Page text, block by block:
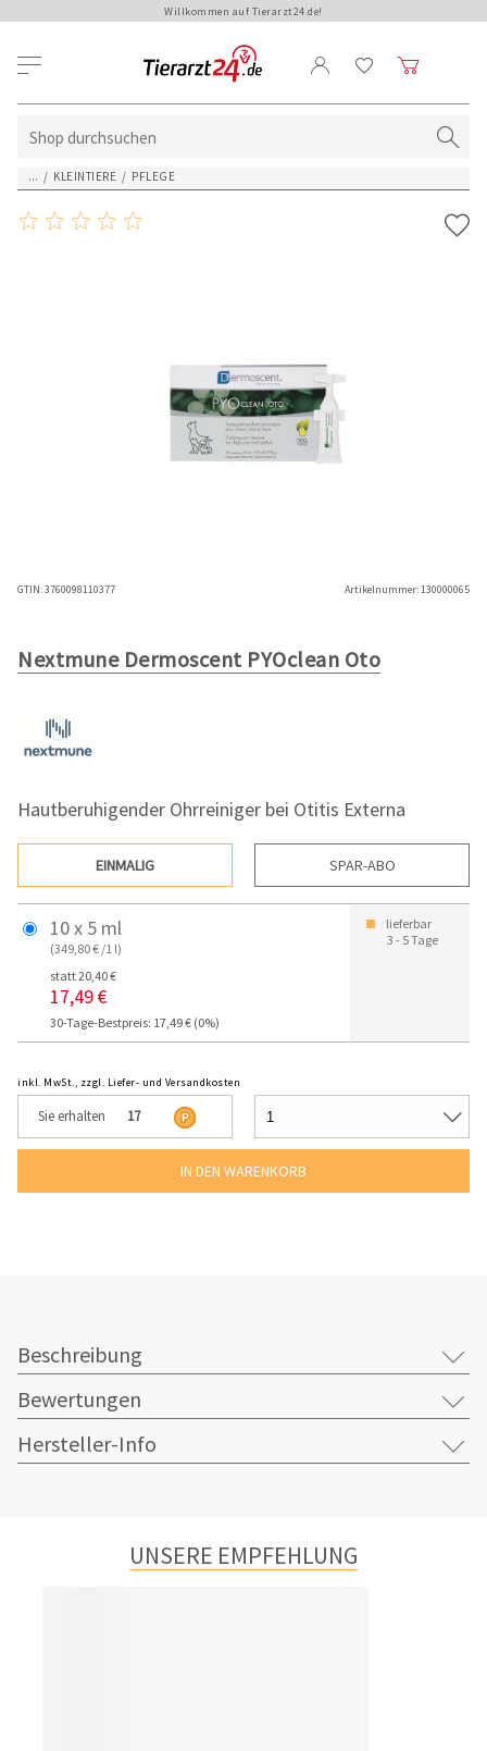
Willkommen auf Tierarzt24.de!
... / KLEINTIERE / PFLEGE
GTIN:3760098110377 Artikelnummer:130000065
Nextmune Dermoscent PYOclean Oto
Hautberuhigender Ohrreiniger bei Otitis Externa
EINMALIG SPAR-ABO
10 x 5 ml
(349,80 € /1 l)
statt 20,40 €
17,49 €
30-Tage-Bestpreis: 17,49 € (0%)
lieferbar
3 - 5 Tage
inkl. MwSt., zzgl. Liefer- und Versandkosten
Sie erhalten 17
Beschreibung
Bewertungen
Hersteller-Info
UNSERE EMPFEHLUNG